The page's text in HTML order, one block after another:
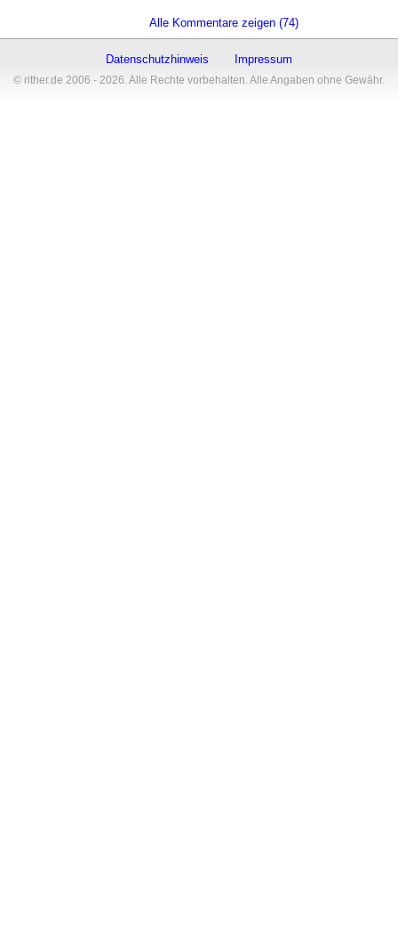
Alle Kommentare zeigen (74)
Datenschutzhinweis Impressum
© rither.de 2006 - 2026. Alle Rechte vorbehalten. Alle Angaben ohne Gewähr.